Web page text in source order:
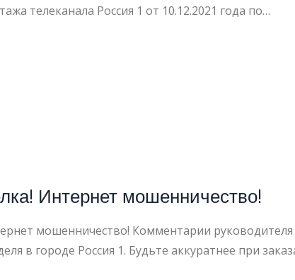
телеканала Россия 1 от 10.12.2021 года по…
Интернет мошенничество!
мошенничество! Комментарии
в городе Россия 1. Будьте аккуратнее при